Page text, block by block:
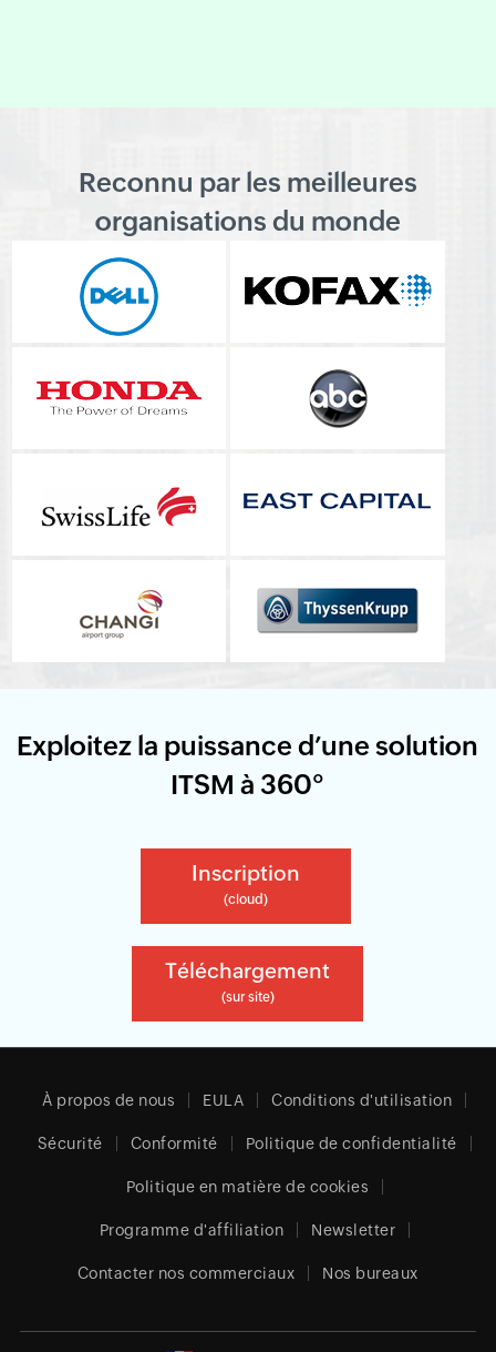
Reconnu par les meilleures
organisations du monde
Exploitez la puissance d’une solution
ITSM à 360°
Inscription
(cloud)
Téléchargement
(sur site)
À propos de nous EULA Conditions d'utilisation
Sécurité Conformité Politique de confidentialité
Politique en matière de cookies
Programme d'affiliation Newsletter
Contacter nos commerciaux Nos bureaux